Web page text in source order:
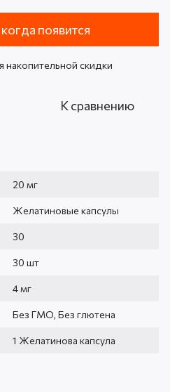
появится
накопительной скидки
К сравнению
20 мг
Желатиновые капсулы
30
30 шт
4 мг
Без ГМО, Без глютена
1 Желатинова капсула